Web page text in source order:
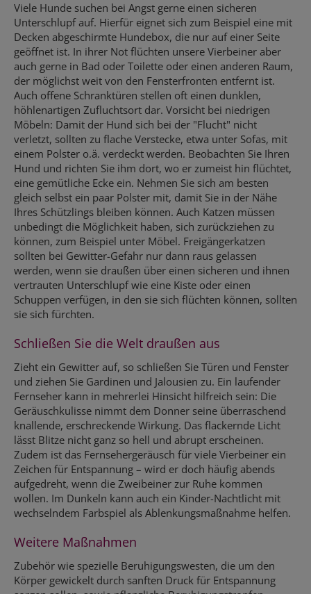
Viele Hunde suchen bei Angst gerne einen sicheren
Unterschlupf auf. Hierfür eignet sich zum Beispiel eine mit
Decken abgeschirmte Hundebox, die nur auf einer Seite
geöffnet ist. In ihrer Not flüchten unsere Vierbeiner aber
auch gerne in Bad oder Toilette oder einen anderen Raum,
der möglichst weit von den Fensterfronten entfernt ist.
Auch offene Schranktüren stellen oft einen dunklen,
höhlenartigen Zufluchtsort dar. Vorsicht bei niedrigen
Möbeln: Damit der Hund sich bei der "Flucht" nicht
verletzt, sollten zu flache Verstecke, etwa unter Sofas, mit
einem Polster o.ä. verdeckt werden. Beobachten Sie Ihren
Hund und richten Sie ihm dort, wo er zumeist hin flüchtet,
eine gemütliche Ecke ein. Nehmen Sie sich am besten
gleich selbst ein paar Polster mit, damit Sie in der Nähe
Ihres Schützlings bleiben können. Auch Katzen müssen
unbedingt die Möglichkeit haben, sich zurückziehen zu
können, zum Beispiel unter Möbel. Freigängerkatzen
sollten bei Gewitter-Gefahr nur dann raus gelassen
werden, wenn sie draußen über einen sicheren und ihnen
vertrauten Unterschlupf wie eine Kiste oder einen
Schuppen verfügen, in den sie sich flüchten können, sollten
sie sich fürchten.
Schließen Sie die Welt draußen aus
Zieht ein Gewitter auf, so schließen Sie Türen und Fenster
und ziehen Sie Gardinen und Jalousien zu. Ein laufender
Fernseher kann in mehrerlei Hinsicht hilfreich sein: Die
Geräuschkulisse nimmt dem Donner seine überraschend
knallende, erschreckende Wirkung. Das flackernde Licht
lässt Blitze nicht ganz so hell und abrupt erscheinen.
Zudem ist das Fernsehergeräusch für viele Vierbeiner ein
Zeichen für Entspannung – wird er doch häufig abends
aufgedreht, wenn die Zweibeiner zur Ruhe kommen
wollen. Im Dunkeln kann auch ein Kinder-Nachtlicht mit
wechselndem Farbspiel als Ablenkungsmaßnahme helfen.
Weitere Maßnahmen
Zubehör wie spezielle Beruhigungswesten, die um den
Körper gewickelt durch sanften Druck für Entspannung